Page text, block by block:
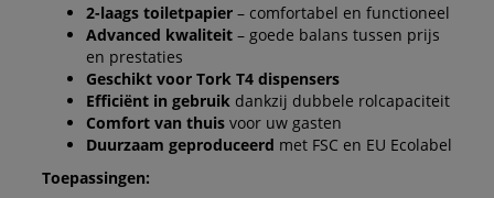
2-laags toiletpapier– comfortabel en functioneel
Advanced kwaliteit– goede balans tussen prijs
en prestaties
Geschikt voor Tork T4 dispensers
Efficiënt in gebruikdankzij dubbele rolcapaciteit
Comfort van thuisvoor uw gasten
Duurzaam geproduceerd met FSC en EU Ecolabel
Toepassingen: